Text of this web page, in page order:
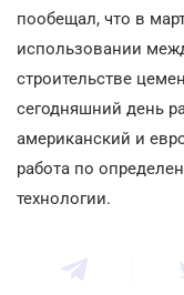
пообещал, что в
использовании
строительстве
сегодняшний день
американский и
работа по
технологии.